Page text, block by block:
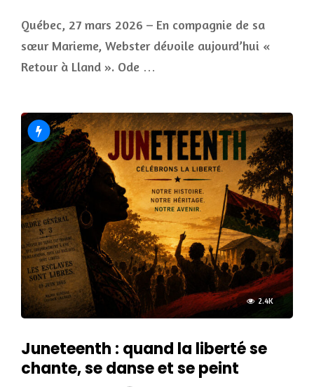
Québec, 27 mars 2026 – En compagnie de sa
sœur Marieme, Webster dévoile aujourd’hui «
Retour à Lland ». Ode …
2.4K
Juneteenth : quand la liberté se
chante, se danse et se peint